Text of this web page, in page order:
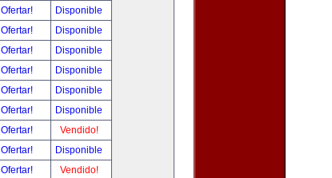
Ofertar!
Disponible
Ofertar!
Disponible
Ofertar!
Disponible
Ofertar!
Disponible
Ofertar!
Disponible
Ofertar!
Disponible
Ofertar!
Vendido!
Ofertar!
Disponible
Ofertar!
Vendido!